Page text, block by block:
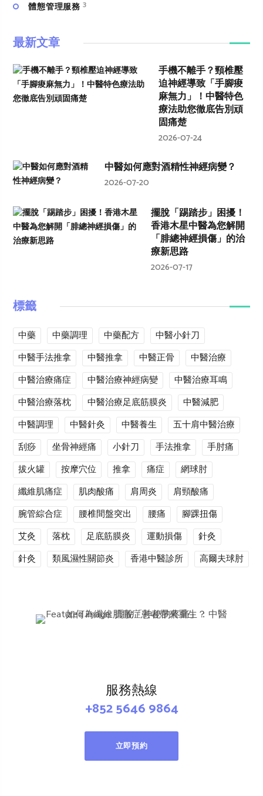
體態管理服務 3
最新文章
手機不離手？頸椎壓
迫神經導致「手腳痠
麻無力」！中醫特色
療法助您徹底告別頑
固痛楚
2026-07-24
中醫如何應對酒精性神經病變？
2026-07-20
擺脫「踢踏步」困擾！
香港木星中醫為您解開
「腓總神經損傷」的治
療新思路
2026-07-17
標籤
中藥 中藥調理 中藥配方
中醫小針刀
中醫手法推拿
中醫推拿 中醫正骨
中醫治療
中醫治療痛症
中醫治療神經病變
中醫治療耳鳴
中醫治療落枕
中醫治療足底筋膜炎
中醫減肥
中醫調理
中醫針灸 中醫養生
五十肩中醫治療
刮痧
坐骨神經痛 小針刀 手法推拿
手肘痛
拔火罐
按摩穴位 推拿 痛症
網球肘
纖維肌痛症
肌肉酸痛 肩周炎
肩頸酸痛
腕管綜合症
腰椎間盤突出 腰痛
腳踝扭傷
艾灸
落枕 足底筋膜炎 運動損傷
針灸
針灸
類風濕性關節炎 香港中醫診所 高爾夫球肘
服務熱線
+852 5646 9864
立即預約